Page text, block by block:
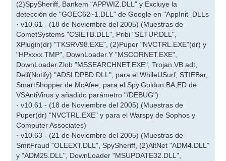
(2)SpySheriff, Bankem "APPWIZ.DLL" y Excluye la
detección de "GOEC62~1.DLL" de Google en "AppInit_DLLs
· v10.61 - (18 de Noviembre del 2005) (Muestras de
CometSystems "CSIETB.DLL", Pribi "SETUP.DLL",
XPlugin(dr) "TKSRV98.EXE", (2)Puper "NVCTRL.EXE"(dr) y
"HPxxxx.TMP", DownLoader.Y "MSCORNET.EXE",
DownLoader.Zlob "MSSEARCHNET.EXE", Trojan.VB.adt,
Delf(Notify) "ADSLDPBD.DLL", para el WhileUSurf, STIEBar,
SmartShopper de McAfee, para el Spy.Goldun.BA,ED de
VSAntiVirus y añadido parámetro "/DEBUG")
· v10.61 - (18 de Noviembre del 2005) (Muestras de
Puper(dr) "NVCTRL.EXE" y para el Warspy de Sophos y
Computer Associates)
· v10.63 - (21 de Noviembre del 2005) (Muestras de
SmitFraud "OLEEXT.DLL", SpySheriff, (2)AltNet "ADM4.DLL"
y "ADM25.DLL", DownLoader "MSUPDATE32.DLL",